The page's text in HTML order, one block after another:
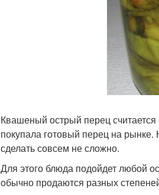
Квашеный острый перец
покупала готовый перец на рынке.
сделать совсем не сложно.
Для этого блюда подойдет любой
обычно продаются разных